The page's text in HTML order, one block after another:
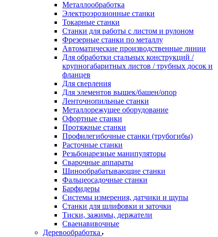
Металлообработка
Электроэрозионные станки
Токарные станки
Станки для работы с листом и рулоном
Фрезерные станки по металлу
Автоматические производственные линии
Для обработки стальных конструкций /
крупногабаритных листов / трубных досок и
фланцев
Для сверления
Для элементов вышек/башен/опор
Ленточнопильные станки
Металлорежущее оборудование
Офортные станки
Протяжные станки
Профилегибочные станки (трубогибы)
Расточные станки
Резьбонарезные манипуляторы
Сварочные аппараты
Шинообрабатывающие станки
Фальцеосадочные станки
Барфидеры
Системы измерения, датчики и щупы
Станки для шлифовки и заточки
Тиски, зажимы, держатели
Cваенавивочные
Деревообработка